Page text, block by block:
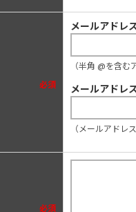
必須
メールアドレ
（半角 @を含む
メールアドレ
（メールアドレ
必須